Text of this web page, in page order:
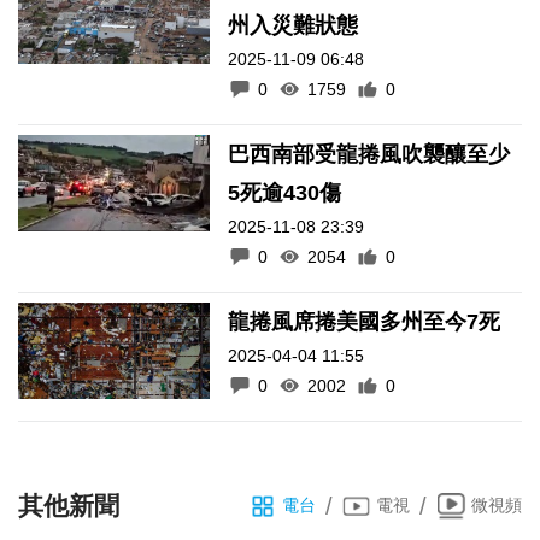
州入災難狀態
2025-11-09 06:48
0
1759 0
巴西南部受龍捲風吹襲釀至少
5死逾430傷
2025-11-08 23:39
0
2054 0
龍捲風席捲美國多州至今7死
2025-04-04 11:55
0
2002 0
其他新聞 電台 / 電視 / 微視頻